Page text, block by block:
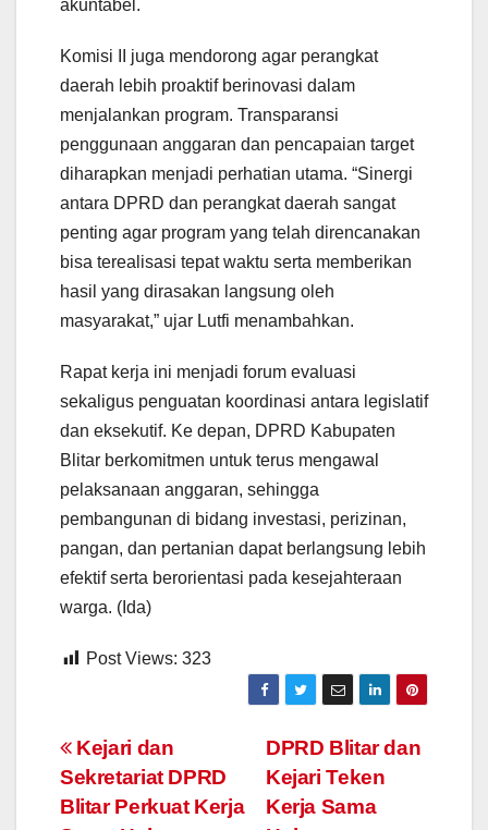
akuntabel.
Komisi II juga mendorong agar perangkat
daerah lebih proaktif berinovasi dalam
menjalankan program. Transparansi
penggunaan anggaran dan pencapaian target
diharapkan menjadi perhatian utama. “Sinergi
antara DPRD dan perangkat daerah sangat
penting agar program yang telah direncanakan
bisa terealisasi tepat waktu serta memberikan
hasil yang dirasakan langsung oleh
masyarakat,” ujar Lutfi menambahkan.
Rapat kerja ini menjadi forum evaluasi
sekaligus penguatan koordinasi antara legislatif
dan eksekutif. Ke depan, DPRD Kabupaten
Blitar berkomitmen untuk terus mengawal
pelaksanaan anggaran, sehingga
pembangunan di bidang investasi, perizinan,
pangan, dan pertanian dapat berlangsung lebih
efektif serta berorientasi pada kesejahteraan
warga. (Ida)
Post Views: 323
Navigasi
pos
DPRD Blitar dan
Kejari Teken
Kerja Sama
Kejari dan
Sekretariat DPRD
Blitar Perkuat Kerja